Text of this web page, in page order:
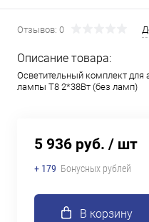
Отзывов: 0
Описание товара:
Осветительный комплект
лампы Т8 2*38Вт (без ламп)
5 936 руб. / шт
+ 179 Бонусных рублей
В корзину